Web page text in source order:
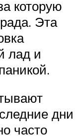
которую
Эта
лад и
дни
часто